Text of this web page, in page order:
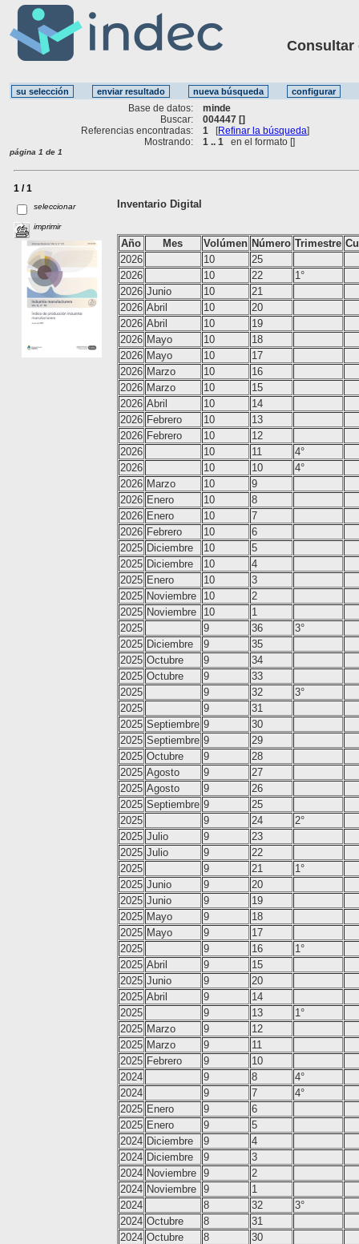
Consultar
Base de datos:
minde
Buscar:
004447 []
Referencias encontradas:
1 [Refinar la búsqueda]
Mostrando:
1 .. 1 en el formato []
página 1 de 1
1 / 1
seleccionar
imprimir
Inventario Digital
Año Mes Volúmen Número Trimestre
2026
10
25
2026
10 22
1°
2026 Junio 10
21
2026 Abril 10
20
2026 Abril 10
19
2026 Mayo 10
18
2026 Mayo 10
17
2026 Marzo 10
16
2026 Marzo 10
15
2026 Abril 10
14
2026 Febrero 10
13
2026 Febrero 10
12
2026
10 11
4°
2026
10 10
4°
2026 Marzo 10
9
2026 Enero 10
8
2026 Enero 10
7
2026 Febrero 10
6
2025 Diciembre 10
5
2025 Diciembre 10
4
2025 Enero 10
3
2025 Noviembre 10
2
2025 Noviembre 10
1
2025
9 36
3°
2025 Diciembre 9
35
2025 Octubre 9
34
2025 Octubre 9
33
2025
9 32
3°
2025
9
31
2025 Septiembre 9
30
2025 Septiembre 9
29
2025 Octubre 9
28
2025 Agosto 9
27
2025 Agosto 9
26
2025 Septiembre 9
25
2025
9 24
2°
2025 Julio 9
23
2025 Julio 9
22
2025
9 21
1°
2025 Junio 9
20
2025 Junio 9
19
2025 Mayo 9
18
2025 Mayo 9
17
2025
9 16
1°
2025 Abril 9
15
2025 Junio 9
20
2025 Abril 9
14
2025
9 13
1°
2025 Marzo 9
12
2025 Marzo 9
11
2025 Febrero 9
10
2024
9 8
4°
2024
9 7
4°
2025 Enero 9
6
2025 Enero 9
5
2024 Diciembre 9
4
2024 Diciembre 9
3
2024 Noviembre 9
2
2024 Noviembre 9
1
2024
8 32
3°
2024 Octubre 8
31
2024 Octubre 8
30